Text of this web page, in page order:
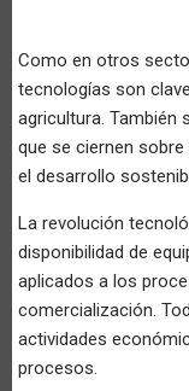
Como en otros
tecnologías son
agricultura. También
que se ciernen
el desarrollo
La revolución
disponibilidad de
aplicados a los
comercialización.
actividades
procesos.